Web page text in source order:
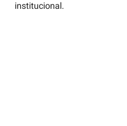
institucional.